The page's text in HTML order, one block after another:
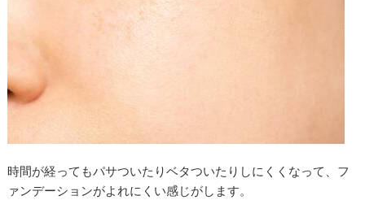
時間が経ってもパサついたりベタついたりしにくくなって、フ
ァンデーションがよれにくい感じがします。